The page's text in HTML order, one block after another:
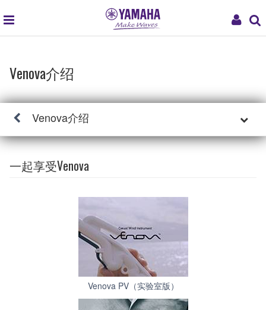
My
navigation
Venova介绍
Venova介绍
一起享受Venova
Venova PV（实验室版）